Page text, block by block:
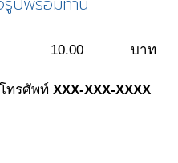
10.00 บาท
ทรศัพท์ XXX-XXX-XXXX